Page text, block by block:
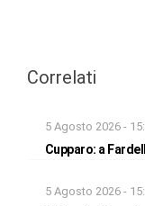
Correlati
5 Agosto 2026 -
Cupparo: a
5 Agosto 2026 -